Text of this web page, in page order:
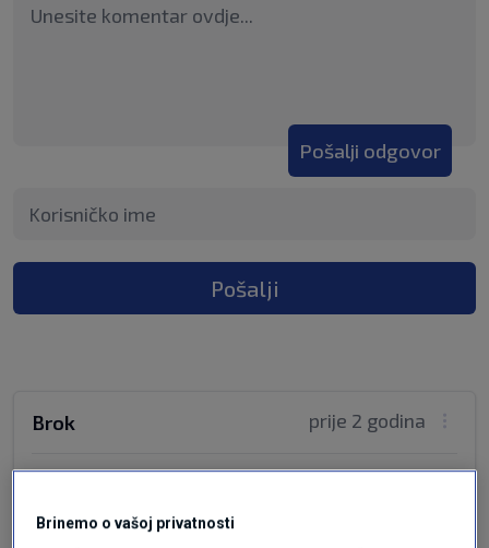
Pošalji odgovor
Pošalji
prije 2 godina
Brok
kojoj cijeni?? Kako su upravo takvi "stručnjaci"
uvijek zatvarali poklopac kad je trebalo nešto
Brinemo o vašoj privatnosti